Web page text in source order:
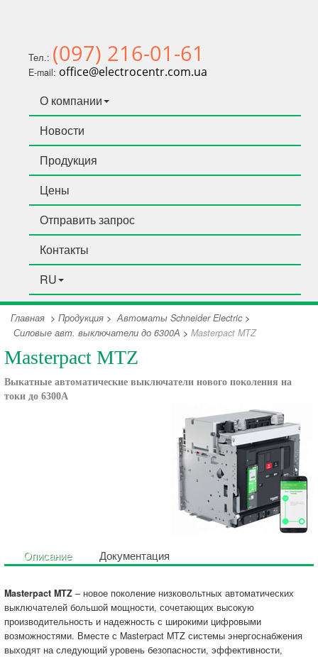
Тел.: (097) 216-01-61
E-mail: office@electrocentr.com.ua
О компании
Новости
Продукция
Цены
Отправить запрос
Контакты
RU
Главная > Продукция > Автоматы Schneider Electric >
Силовые авт. выключатели до 6300А > Masterpact MTZ
Masterpact MTZ
Выкатные автоматические выключатели нового поколения на
токи до 6300А
Описание Документация
Masterpact MTZ – новое поколение низковольтных автоматических
выключателей большой мощности, сочетающих высокую
производительность и надежность с широкими цифровыми
возможностями. Вместе с Masterpact MTZ системы энергоснабжения
выходят на следующий уровень безопасности, эффективности,